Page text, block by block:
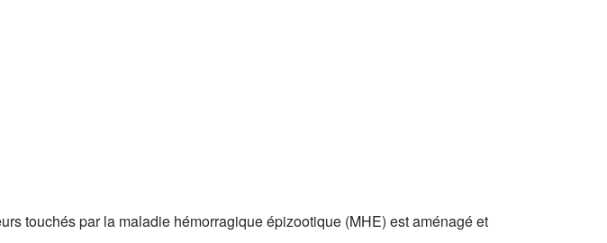
touchés par la maladie hémorragique épizootique (MHE) est aménagé et